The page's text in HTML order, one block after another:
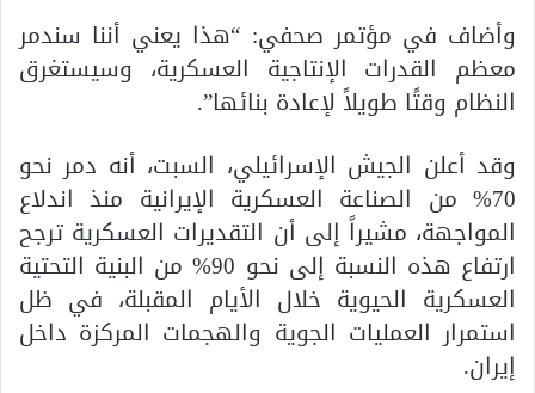
وأضاف في مؤتمر صحفي: “هذا يعني أننا سندمر
معظم القدرات الإنتاجية العسكرية، وسيستغرق
النظام وقتًا طويلاً لإعادة بنائها”.
وقد أعلن الجيش الإسرائيلي، السبت، أنه دمر نحو
70% من الصناعة العسكرية الإيرانية منذ اندلاع
المواجهة، مشيراً إلى أن التقديرات العسكرية ترجح
ارتفاع هذه النسبة إلى نحو 90% من البنية التحتية
العسكرية الحيوية خلال الأيام المقبلة، في ظل
استمرار العمليات الجوية والهجمات المركزة داخل
إيران.